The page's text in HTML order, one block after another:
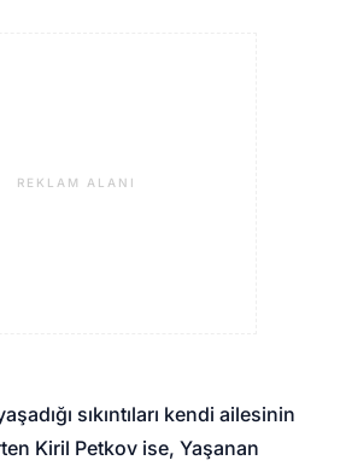
REKLAM ALANI
sıkıntıları kendi ailesinin
Kiril Petkov ise, Yaşanan